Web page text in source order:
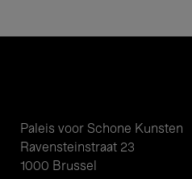
Paleis voor Schone Kunsten
Ravensteinstraat 23
1000 Brussel